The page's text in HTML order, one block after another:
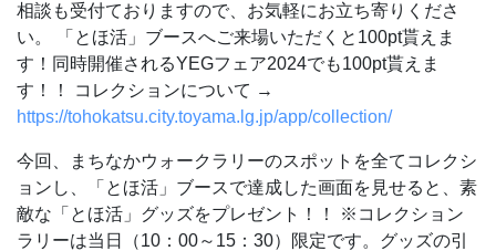
相談も受付ておりますので、お気軽にお立ち寄りくださ
い。
「とほ活」ブースへご来場いただくと100pt貰えま
す！同時開催されるYEGフェア2024でも100pt貰えま
す！！
コレクションについて →
https://tohokatsu.city.toyama.lg.jp/app/collection/
今回、まちなかウォークラリーのスポットを全てコレクシ
ョンし、「とほ活」ブースで達成した画面を見せると、素
敵な「とほ活」グッズをプレゼント！！
※コレクション
ラリーは当日（10：00～15：30）限定です。グッズの引